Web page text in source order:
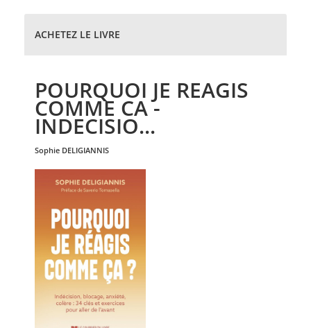
ACHETEZ LE LIVRE
POURQUOI JE REAGIS
COMME CA -
INDECISIO...
sophie DELIGIANNIS